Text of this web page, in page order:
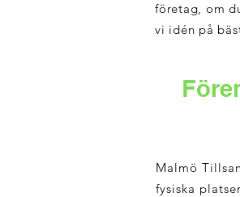
företag, om
vi idén på
Malmö
fysiska